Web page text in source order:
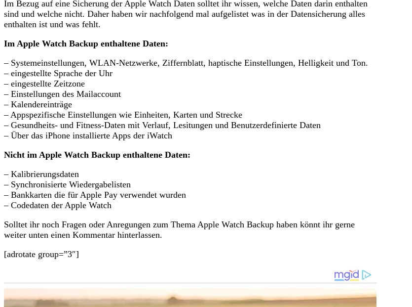
Im Bezug auf eine Sicherung der Apple Watch Daten solltet ihr wissen, welche Daten darin enthalten
sind und welche nicht. Daher haben wir nachfolgend mal aufgelistet was in der Datensicherung alles
enthalten ist und was fehlt.
Im Apple Watch Backup enthaltene Daten:
– Systemeinstellungen, WLAN-Netzwerke, Ziffernblatt, haptische Einstellungen, Helligkeit und Ton.
– eingestellte Sprache der Uhr
– eingestellte Zeitzone
– Einstellungen des Mailaccount
– Kalendereinträge
– Appspezifische Einstellungen wie Einheiten, Karten und Strecke
– Gesundheits- und Fitness-Daten mit Verlauf, Lesitungen und Benutzerdefinierte Daten
– Über das iPhone installierte Apps der iWatch
Nicht im Apple Watch Backup enthaltene Daten:
– Kalibrierungsdaten
– Synchronisierte Wiedergabelisten
– Bankkarten die für Apple Pay verwendet wurden
– Codedaten der Apple Watch
Solltet ihr noch Fragen oder Anregungen zum Thema Apple Watch Backup haben könnt ihr gerne
weiter unten einen Kommentar hinterlassen.
[adrotate group=”3″]